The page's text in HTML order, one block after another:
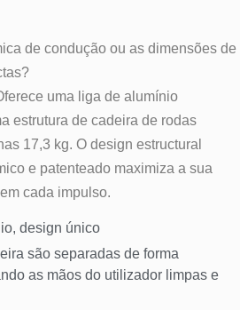
de condução ou as dimensões de
uma liga de alumínio
estrutura de cadeira de rodas
17,3 kg. O design estructural
e patenteado maximiza a sua
cada impulso.
design único
são separadas de forma
as mãos do utilizador limpas e